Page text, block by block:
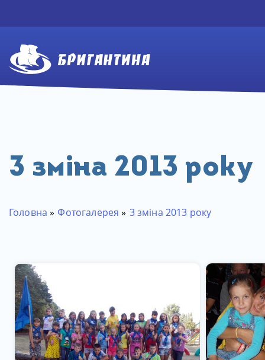
3 зміна 2013 року
Головна » Фотогалерея » 3 зміна 2013 року